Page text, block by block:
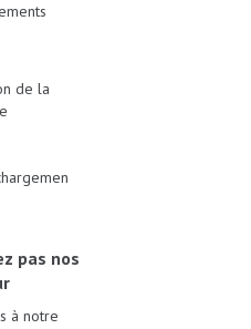
de la
pas nos
à notre